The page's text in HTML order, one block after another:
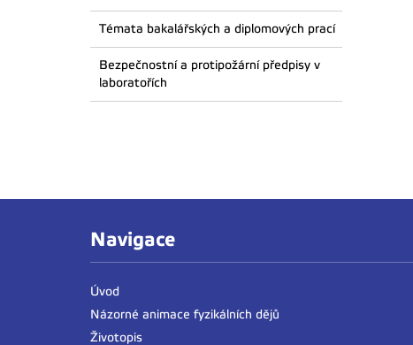
Témata bakalářských a diplomových prací
Bezpečnostní a protipožární předpisy v
laboratořích
Navigace
Úvod
Názorné animace fyzikálních dějů
Životopis